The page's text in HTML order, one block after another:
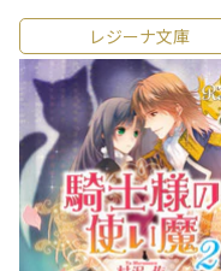
レジーナ文庫